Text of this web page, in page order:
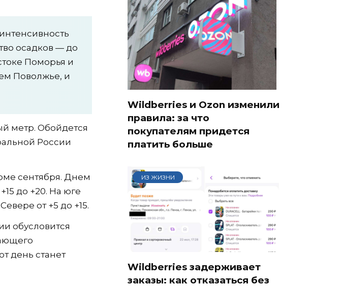
осадков — до
Поморья и
Поволжье, и
метр. Обойдется
России
сентября. Днем
до +20. На юге
от +5 до +15.
обусловится
день станет
Wildberries и Ozon изменили
правила: за что
покупателям придется
платить больше
ИЗ ЖИЗНИ
Wildberries задерживает
заказы: как отказаться без